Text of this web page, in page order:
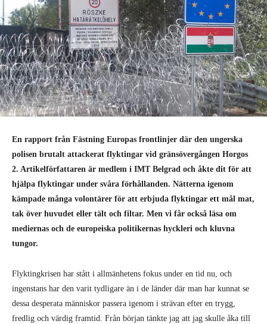
En rapport från Fästning Europas frontlinjer där den ungerska
polisen brutalt attackerat flyktingar vid gränsövergången Horgos
2. Artikelförfattaren är medlem i IMT Belgrad och åkte dit för att
hjälpa flyktingar under svåra förhållanden. Nätterna igenom
kämpade många volontärer för att erbjuda flyktingar ett mål mat,
tak över huvudet eller tält och filtar. Men vi får också läsa om
mediernas och de europeiska politikernas hyckleri och kluvna
tungor.
Flyktingkrisen har stått i allmänhetens fokus under en tid nu, och
ingenstans har den varit tydligare än i de länder där man har kunnat se
dessa desperata människor passera igenom i strävan efter en trygg,
fredlig och värdig framtid. Från början tänkte jag att jag skulle åka till